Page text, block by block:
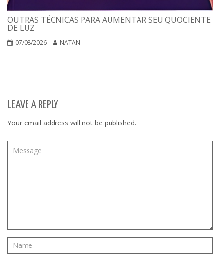
OUTRAS TÉCNICAS PARA AUMENTAR SEU QUOCIENTE
DE LUZ
07/08/2026 NATAN
LEAVE A REPLY
Your email address will not be published.